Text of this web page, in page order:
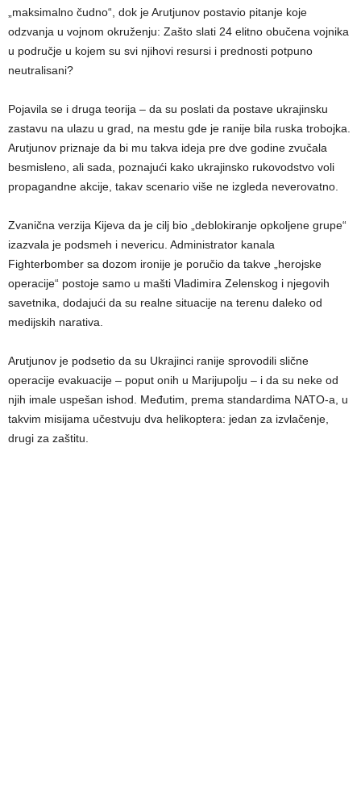
„maksimalno čudno“, dok je Arutjunov postavio pitanje koje
odzvanja u vojnom okruženju: Zašto slati 24 elitno obučena vojnika
u područje u kojem su svi njihovi resursi i prednosti potpuno
neutralisani?
Pojavila se i druga teorija – da su poslati da postave ukrajinsku
zastavu na ulazu u grad, na mestu gde je ranije bila ruska trobojka.
Arutjunov priznaje da bi mu takva ideja pre dve godine zvučala
besmisleno, ali sada, poznajući kako ukrajinsko rukovodstvo voli
propagandne akcije, takav scenario više ne izgleda neverovatno.
Zvanična verzija Kijeva da je cilj bio „deblokiranje opkoljene grupe“
izazvala je podsmeh i nevericu. Administrator kanala
Fighterbomber sa dozom ironije je poručio da takve „herojske
operacije“ postoje samo u mašti Vladimira Zelenskog i njegovih
savetnika, dodajući da su realne situacije na terenu daleko od
medijskih narativa.
Arutjunov je podsetio da su Ukrajinci ranije sprovodili slične
operacije evakuacije – poput onih u Marijupolju – i da su neke od
njih imale uspešan ishod. Međutim, prema standardima NATO-a, u
takvim misijama učestvuju dva helikoptera: jedan za izvlačenje,
drugi za zaštitu.